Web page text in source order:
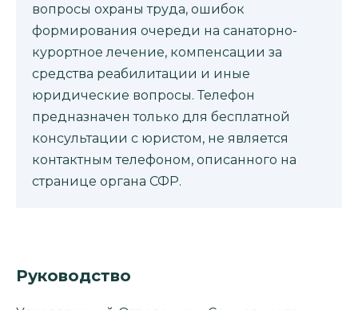
вопросы охраны труда, ошибок
формирования очереди на санаторно-
курортное лечение, компенсации за
средства реабилитации и иные
юридические вопросы. Телефон
предназначен только для бесплатной
консультации с юристом, не является
контактным телефоном, описанного на
странице органа СФР.
Руководство